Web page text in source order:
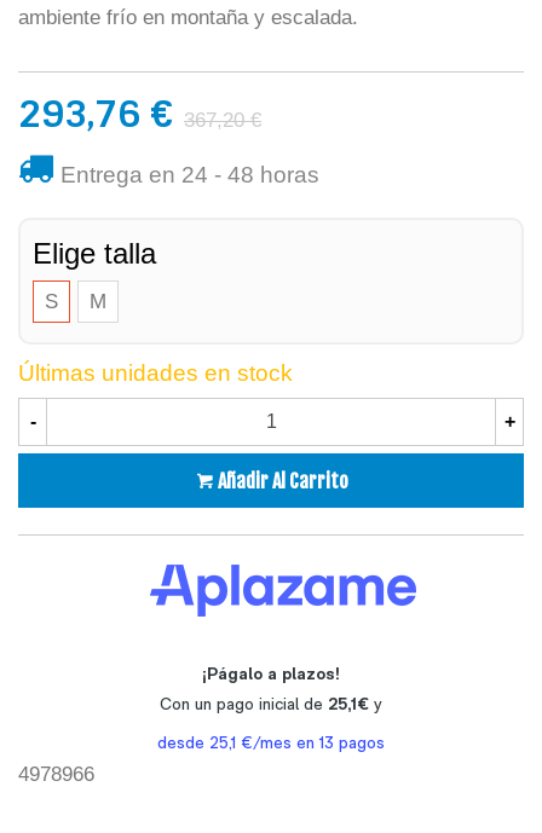
ambiente frío en montaña y escalada.
293,76 € 367,20 €
Entrega en 24 - 48 horas
Elige talla
S M
Últimas unidades en stock
- +
Añadir Al Carrito
4978966